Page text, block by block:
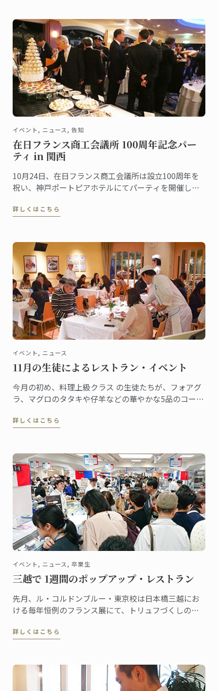
イベント, ニュース, 告知
在日フランス商工会議所 100周年記念パー
ティ in 関西
10月24日、在日フランス商工会議所は設立100周年を
祝い、神戸ポートピアホテルにてパーティを開催しま
パーティのデザート部門を担当しました。
詳しくはこちら
イベント, ニュース
11月の生徒によるレストラン・イベント
今月の初め、料理上級クラス の生徒たちが、フォアグ
ラ、マグロのタタキや仔羊などの華やかな5品のコース
ントを開催しました。これまでLCBで6ヶ月弱をかけて
詳しくはこちら
イベント, ニュース, 卒業生
三越で 1週間のポップアップ・レストラン
先月、ル・コルドンブルー・東京校は日本橋三越にお
ける毎年恒例のフランス展にて、トリュフづくしのメ
のシーズンをスタートさせました。
詳しくはこちら